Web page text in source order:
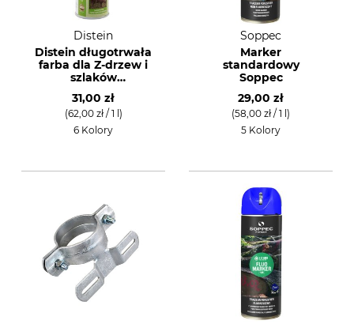
Distein
Distein długotrwała
farba dla Z-drzew i
szlaków
zrywkowych
31,00 zł
(62,00 zł / 1 l)
6 Kolory
Soppec
Marker
standardowy
Soppec
29,00 zł
(58,00 zł / 1 l)
5 Kolory